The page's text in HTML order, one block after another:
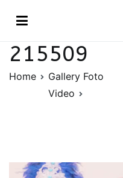
215509
Home
Gallery Foto
Video